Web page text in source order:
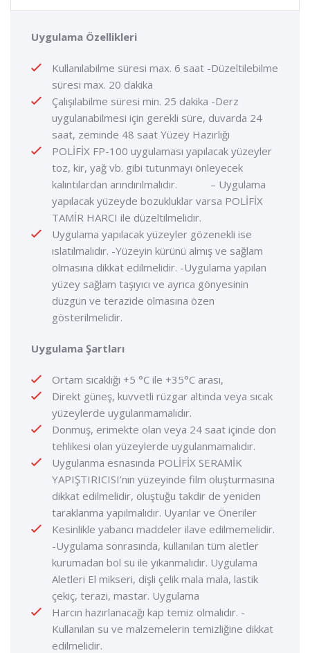
Uygulama Özellikleri
Kullanılabilme süresi max. 6 saat -Düzeltilebilme
süresi max. 20 dakika
Çalışılabilme süresi min. 25 dakika -Derz
uygulanabilmesi için gerekli süre, duvarda 24
saat, zeminde 48 saat Yüzey Hazırlığı
POLİFİX FP-100 uygulaması yapılacak yüzeyler
toz, kir, yağ vb. gibi tutunmayı önleyecek
kalıntılardan arındırılmalıdır. – Uygulama
yapılacak yüzeyde bozukluklar varsa POLİFİX
TAMİR HARCI ile düzeltilmelidir.
Uygulama yapılacak yüzeyler gözenekli ise
ıslatılmalıdır. -Yüzeyin kürünü almış ve sağlam
olmasına dikkat edilmelidir. -Uygulama yapılan
yüzey sağlam taşıyıcı ve ayrıca gönyesinin
düzgün ve terazide olmasına özen
gösterilmelidir.
Uygulama Şartları
Ortam sıcaklığı +5 °C ile +35°C arası,
Direkt güneş, kuvvetli rüzgar altında veya sıcak
yüzeylerde uygulanmamalıdır.
Donmuş, erimekte olan veya 24 saat içinde don
tehlikesi olan yüzeylerde uygulanmamalıdır.
Uygulanma esnasında POLİFİX SERAMİK
YAPIŞTIRICISI’nın yüzeyinde film oluşturmasına
dikkat edilmelidir, oluştuğu takdir de yeniden
taraklanma yapılmalıdır. Uyarılar ve Öneriler
Kesinlikle yabancı maddeler ilave edilmemelidir.
-Uygulama sonrasında, kullanılan tüm aletler
kurumadan bol su ile yıkanmalıdır. Uygulama
Aletleri El mikseri, dişli çelik mala mala, lastik
çekiç, terazi, mastar. Uygulama
Harcın hazırlanacağı kap temiz olmalıdır. -
Kullanılan su ve malzemelerin temizliğine dikkat
edilmelidir.